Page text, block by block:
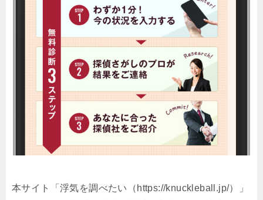
本サイト「浮気を調べたい（https://knuckleball.jp/）」